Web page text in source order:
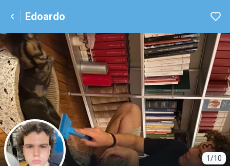
Edoardo
1/10
E